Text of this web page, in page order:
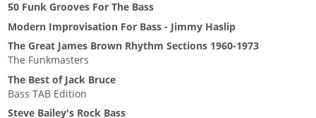
50 Funk Grooves For The Bass
Modern Improvisation For Bass - Jimmy Haslip
The Great James Brown Rhythm Sections 1960-1973
The Funkmasters
The Best of Jack Bruce
Bass TAB Edition
Steve Bailey's Rock Bass